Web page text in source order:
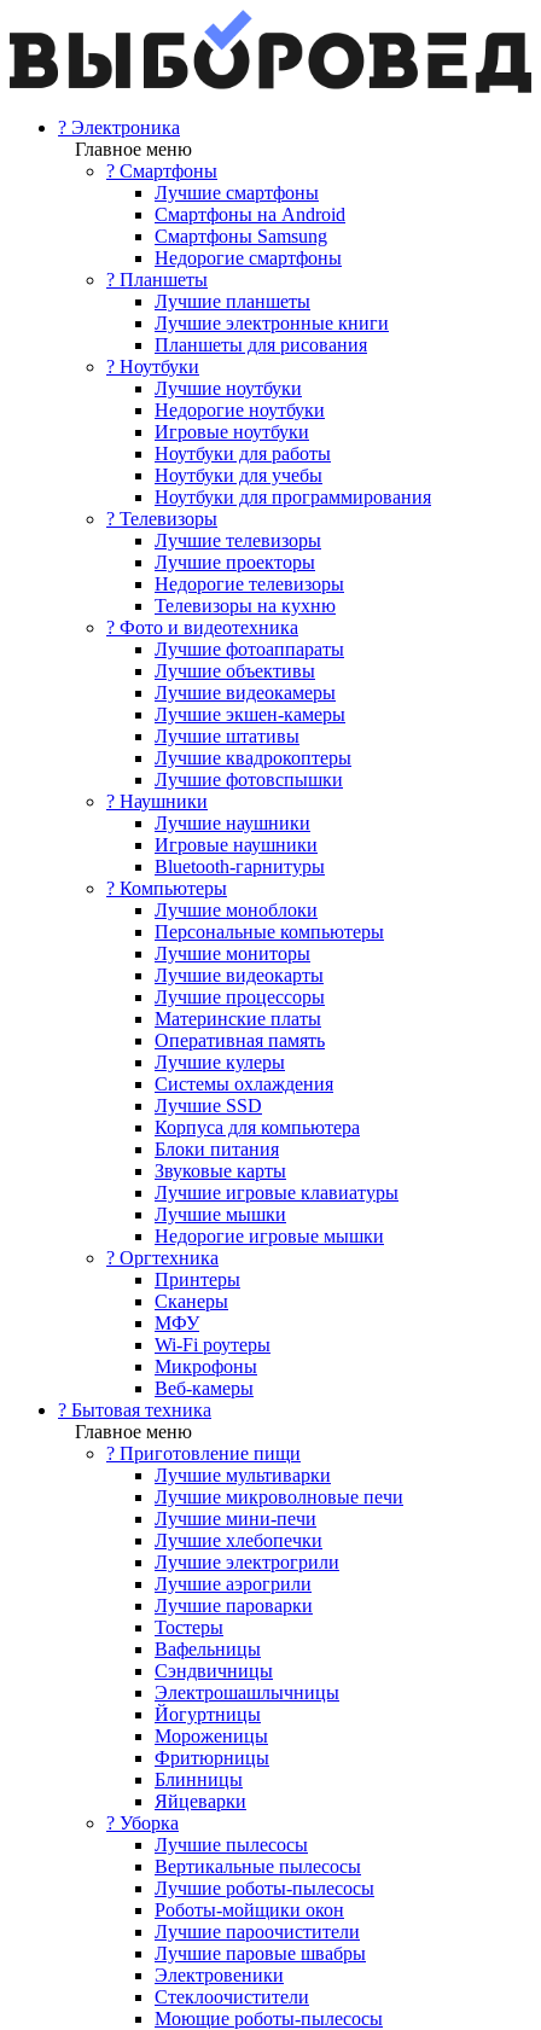
? Электроника
Главное меню
? Смартфоны
Лучшие смартфоны
Смартфоны на Android
Смартфоны Samsung
Недорогие смартфоны
? Планшеты
Лучшие планшеты
Лучшие электронные книги
Планшеты для рисования
? Ноутбуки
Лучшие ноутбуки
Недорогие ноутбуки
Игровые ноутбуки
Ноутбуки для работы
Ноутбуки для учебы
Ноутбуки для программирования
? Телевизоры
Лучшие телевизоры
Лучшие проекторы
Недорогие телевизоры
Телевизоры на кухню
? Фото и видеотехника
Лучшие фотоаппараты
Лучшие объективы
Лучшие видеокамеры
Лучшие экшен-камеры
Лучшие штативы
Лучшие квадрокоптеры
Лучшие фотовспышки
? Наушники
Лучшие наушники
Игровые наушники
Bluetooth-гарнитуры
?️ Компьютеры
Лучшие моноблоки
Персональные компьютеры
Лучшие мониторы
Лучшие видеокарты
Лучшие процессоры
Материнские платы
Оперативная память
Лучшие кулеры
Системы охлаждения
Лучшие SSD
Корпуса для компьютера
Блоки питания
Звуковые карты
Лучшие игровые клавиатуры
Лучшие мышки
Недорогие игровые мышки
?️ Оргтехника
Принтеры
Сканеры
МФУ
Wi-Fi роутеры
Микрофоны
Веб-камеры
? Бытовая техника
Главное меню
? Приготовление пищи
Лучшие мультиварки
Лучшие микроволновые печи
Лучшие мини-печи
Лучшие хлебопечки
Лучшие электрогрили
Лучшие аэрогрили
Лучшие пароварки
Тостеры
Вафельницы
Сэндвичницы
Электрошашлычницы
Йогуртницы
Мороженицы
Фритюрницы
Блинницы
Яйцеварки
? Уборка
Лучшие пылесосы
Вертикальные пылесосы
Лучшие роботы-пылесосы
Роботы-мойщики окон
Лучшие пароочистители
Лучшие паровые швабры
Электровеники
Стеклоочистители
Моющие роботы-пылесосы